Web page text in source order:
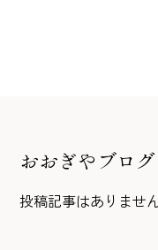
おおぎやブログ
投稿記事はありません